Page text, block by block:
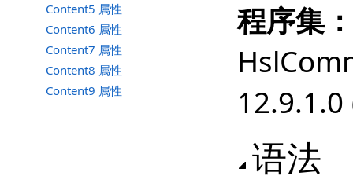
Content5 属性
Content6 属性
Content7 属性
Content8 属性
Content9 属性
程序集：
语法